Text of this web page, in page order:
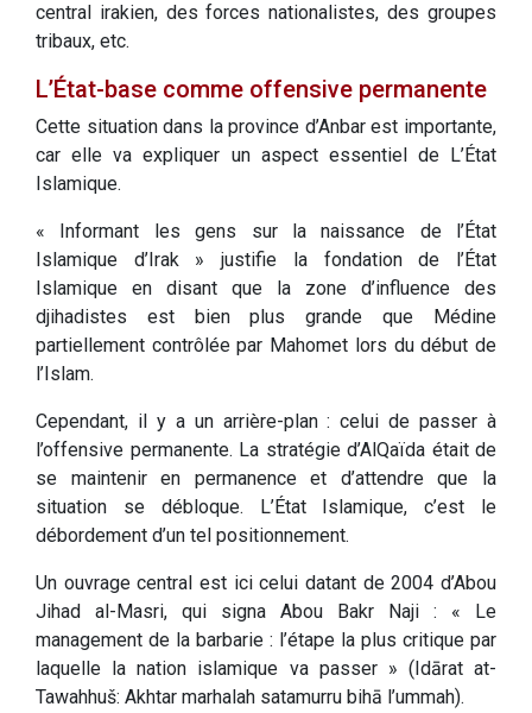
central irakien, des forces nationalistes, des groupes
tribaux, etc.
L’État-base comme offensive permanente
Cette situation dans la province d’Anbar est importante,
car elle va expliquer un aspect essentiel de L’État
Islamique.
« Informant les gens sur la naissance de l’État
Islamique d’Irak » justifie la fondation de l’État
Islamique en disant que la zone d’influence des
djihadistes est bien plus grande que Médine
partiellement contrôlée par Mahomet lors du début de
l’Islam.
Cependant, il y a un arrière-plan : celui de passer à
l’offensive permanente. La stratégie d’AlQaïda était de
se maintenir en permanence et d’attendre que la
situation se débloque. L’État Islamique, c’est le
débordement d’un tel positionnement.
Un ouvrage central est ici celui datant de 2004 d’Abou
Jihad al-Masri, qui signa Abou Bakr Naji : « Le
management de la barbarie : l’étape la plus critique par
laquelle la nation islamique va passer » (Idārat at-
Tawahhuš: Akhtar marhalah satamurru bihā l’ummah).